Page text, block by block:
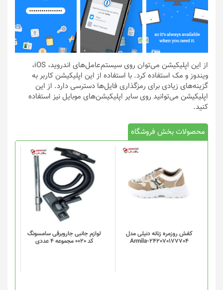
از این اپلیکیشن می‌توان روی سیستم‌عامل‌های اندروید، iOS،
ویندوز و مک استفاده کرد. با استفاده از این اپلیکیشن‌ کاربر به
گزینه‌های زیادی برای رمزگذاری فایل‌ها دسترسی دارد. از این
اپلیکیشن می‌توانید روی سایر اپلیکیشن‌های موبایل نیز استفاده
کنید.
محصولات بخش فروشگاه
کفش روزمره زنانه دنیلی مدل
Armila-242070177704
لوازم جانبی جاروبرقی سامسونگ
کد 0020 مجموعه 4 عددی